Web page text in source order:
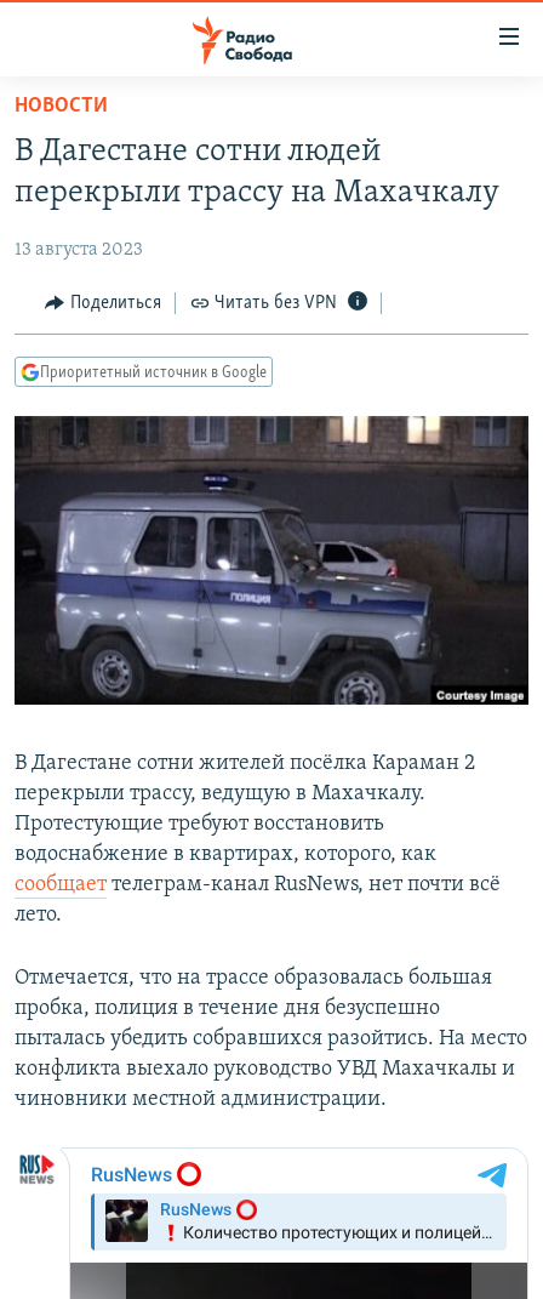
упрощенного
доступа
основному
Вернутся
главной
навигации
Вернутся
поиску
ПОДКАСТЫ
АВТОРСКИЕ ПРОЕКТЫ
ЦИТАТЫ СВОБОДЫ
МНЕНИЯ
IDEL.РЕАЛИИ
КАВКАЗ.РЕАЛИИ
СЕВЕР.РЕАЛИИ
СИБИРЬ.РЕАЛИИ
РАСПИСАНИЕ ВЕЩАНИЯ
ПОДПИШИТЕСЬ НА РАССЫЛКУ
СОЦИАЛЬНЫЕ СЕТИ
Все сайты РСЕ/РС
НОВОСТИ
В Дагестане сотни людей
перекрыли трассу на Махачкалу
13 августа 2023
Поделиться Читать без VPN
Приоритетный источник в Google
В Дагестане сотни жителей посёлка Караман 2
перекрыли трассу, ведущую в Махачкалу.
Протестующие требуют восстановить
водоснабжение в квартирах, которого, как
сообщаеттелеграм-канал RusNews, нет почти всё
лето.
Отмечается, что на трассе образовалась большая
пробка, полиция в течение дня безуспешно
пыталась убедить собравшихся разойтись. На место
конфликта выехало руководство УВД Махачкалы и
чиновники местной администрации.